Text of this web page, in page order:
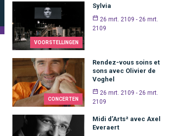
VOORSTELLINGEN
Sylvia
26 mrt. 2109 - 26 mrt.
2109
CONCERTEN
Rendez-vous soins et
sons avec Olivier de
Voghel
26 mrt. 2109 - 26 mrt.
2109
Midi d’Arts² avec Axel
Everaert